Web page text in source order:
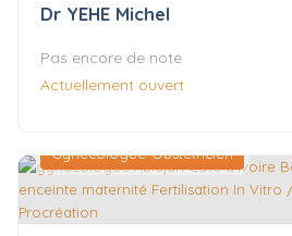
Dr YEHE Michel
Pas encore de note
Actuellement ouvert
Gynécologue-Obstétricien